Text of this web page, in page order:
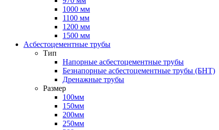
1000 мм
1100 мм
1200 мм
1500 мм
Асбестоцементные трубы
Тип
Напорные асбестоцементные трубы
Безнапорные асбестоцементные трубы (БНТ)
Дренажные трубы
Размер
100мм
150мм
200мм
250мм